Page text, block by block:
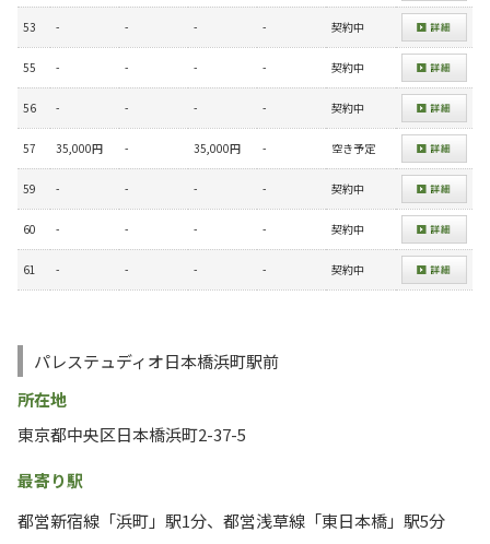
53 - - - - 契約中
55 - - - - 契約中
56 - - - - 契約中
57 35,000円 - 35,000円 - 空き予定
59 - - - - 契約中
60 - - - - 契約中
61 - - - - 契約中
パレステュディオ日本橋浜町駅前
所在地
東京都中央区日本橋浜町2-37-5
最寄り駅
都営新宿線「浜町」駅1分、都営浅草線「東日本橋」駅5分